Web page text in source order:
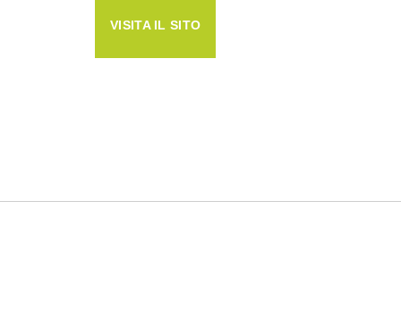
VISITA IL SITO